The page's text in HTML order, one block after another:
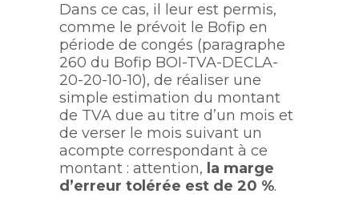
Dans ce cas, il leur est permis,
comme le prévoit le Bofip en
période de congés (paragraphe
260 du Bofip BOI-TVA-DECLA-
20-20-10-10), de réaliser une
simple estimation du montant
de TVA due au titre d’un mois et
de verser le mois suivant un
acompte correspondant à ce
montant : attention, la marge
d’erreur tolérée est de 20 %.